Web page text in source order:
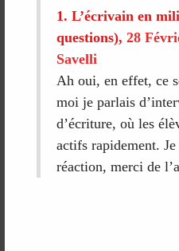
1. L’écrivain en
questions),28
Savelli
Ah oui, en effet, ce
moi je parlais
d’écriture, où les
actifs rapidement.
réaction, merci de